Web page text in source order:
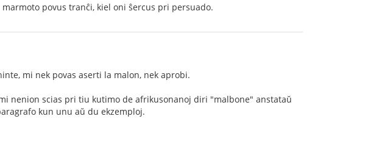
povus tranĉi, kiel oni ŝercus pri persuado.
mi nek povas aserti la malon, nek aprobi.
nenion scias pri tiu kutimo de afrikusonanoj diri "malbone" anstataŭ
kun unu aŭ du ekzemploj.